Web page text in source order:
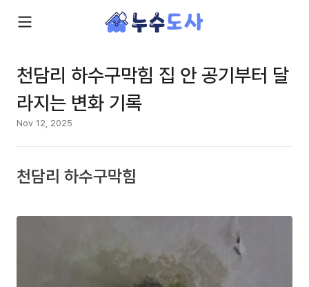
천담리 하수구막힘 집 안 공기부터 달
라지는 변화 기록
Nov 12, 2025
천담리 하수구막힘